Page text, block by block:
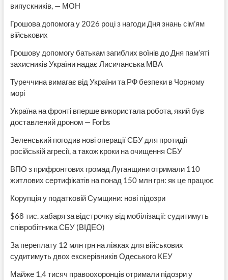
випускників, — МОН
Грошова допомога у 2026 році з нагоди Дня знань сім’ям
військових
Грошову допомогу батькам загиблих воїнів до Дня пам’яті
захисників України надає Лисичанська МВА
Туреччина вимагає від України та РФ безпеки в Чорному
морі
Україна на фронті вперше використала робота, який був
доставлений дроном — Forbs
Зеленський погодив нові операції СБУ для протидії
російській агресії, а також кроки на очищення СБУ
ВПО з прифронтових громад Луганщини отримали 110
житлових сертифікатів на понад 150 млн грн: як це працює
Корупція у податковій Сумщини: нові підозри
$68 тис. хабаря за відстрочку від мобілізації: судитимуть
співробітника СБУ (ВІДЕО)
За переплату 12 млн грн на ліжках для військових
судитимуть двох екскерівників Одеського КЕУ
Майже 1,4 тисяч правоохоронців отримали підозри у